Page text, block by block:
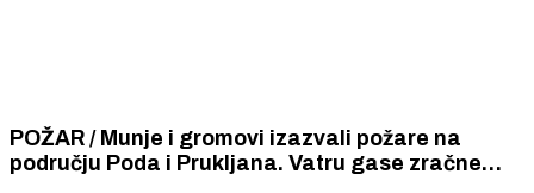
POŽAR / Munje i gromovi izazvali požare na
području Poda i Prukljana. Vatru gase zračne